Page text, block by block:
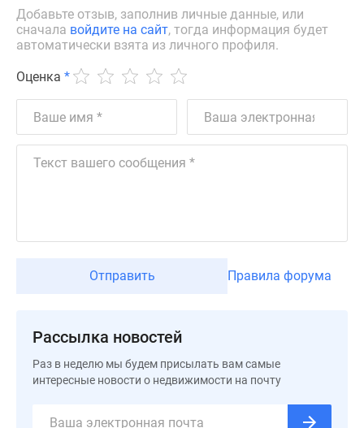
Коттеджные
поселки
Ленинградской
Готовые
поселки
Строящиеся
поселки
водоема
Коттеджные
Добавьте отзыв, заполнив личные данные, или
сначала войдите на сайт, тогда информация будет
автоматически взята из личного профиля.
Оценка *
Отправить Правила форума
Рассылка новостей
Раз в неделю мы будем присылать вам самые
интересные новости о недвижимости на почту